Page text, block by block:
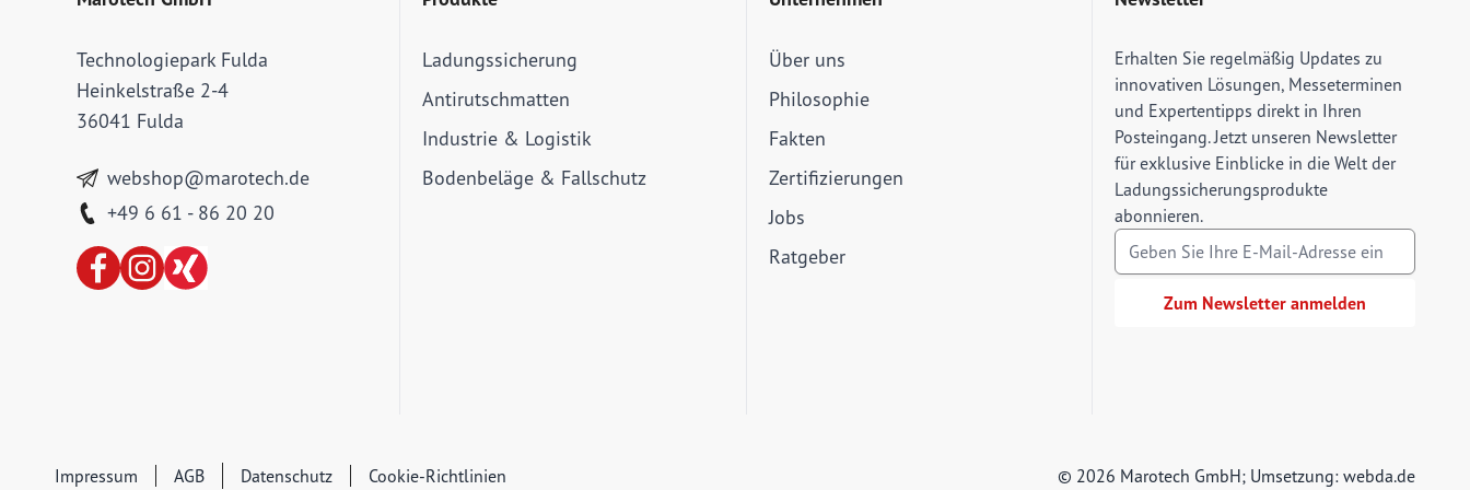
Technologiepark Fulda
Heinkelstraße 2-4
36041 Fulda
webshop@marotech.de
+49 6 61 - 86 20 20
Ladungssicherung
Antirutschmatten
Industrie & Logistik
Bodenbeläge & Fallschutz
Über uns
Philosophie
Fakten
Zertifizierungen
Jobs
Ratgeber
Erhalten Sie regelmäßig Updates zu
innovativen Lösungen, Messeterminen
und Expertentipps direkt in Ihren
Posteingang. Jetzt unseren Newsletter
für exklusive Einblicke in die Welt der
Ladungssicherungsprodukte
abonnieren.
E-Mail Adresse
Zum Newsletter anmelden
Impressum AGB Datenschutz Cookie-Richtlinien © 2026 Marotech GmbH; Umsetzung:webda.de